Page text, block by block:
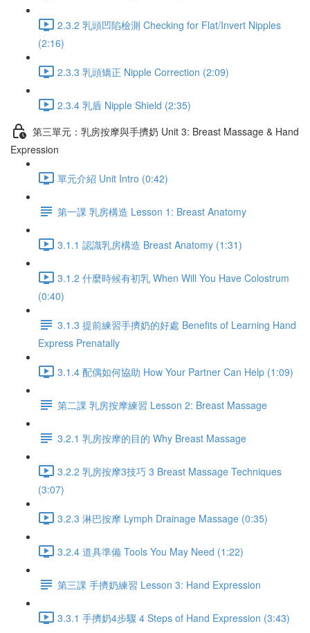
2.3.2 乳頭凹陷檢測 Checking for Flat/Invert Nipples
(2:16)
2.3.3 乳頭矯正 Nipple Correction (2:09)
2.3.4 乳盾 Nipple Shield (2:35)
第三單元：乳房按摩與手擠奶 Unit 3: Breast Massage & Hand
Expression
單元介紹 Unit Intro (0:42)
第一課 乳房構造 Lesson 1: Breast Anatomy
3.1.1 認識乳房構造 Breast Anatomy (1:31)
3.1.2 什麼時候有初乳 When Will You Have Colostrum
(0:40)
3.1.3 提前練習手擠奶的好處 Benefits of Learning Hand
Express Prenatally
3.1.4 配偶如何協助 How Your Partner Can Help (1:09)
第二課 乳房按摩練習 Lesson 2: Breast Massage
3.2.1 乳房按摩的目的 Why Breast Massage
3.2.2 乳房按摩3技巧 3 Breast Massage Techniques
(3:07)
3.2.3 淋巴按摩 Lymph Drainage Massage (0:35)
3.2.4 道具準備 Tools You May Need (1:22)
第三課 手擠奶練習 Lesson 3: Hand Expression
3.3.1 手擠奶4步驟 4 Steps of Hand Expression (3:43)